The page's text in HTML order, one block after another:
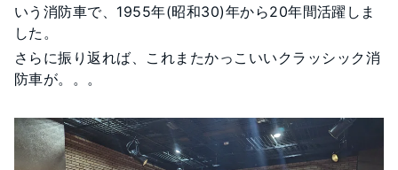
いう消防車で、1955年(昭和30)年から20年間活躍しま
した。
さらに振り返れば、これまたかっこいいクラッシック消
防車が。。。